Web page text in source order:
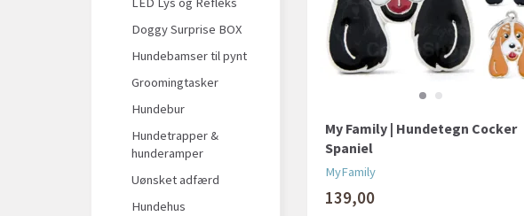
Doggy Surprise BOX
Hundebamser til pynt
Groomingtasker
Hundebur
Hundetrapper &
hunderamper
Uønsket adfærd
Hundehus
My Family | Hundetegn Cocker
Spaniel
MyFamily
139,00